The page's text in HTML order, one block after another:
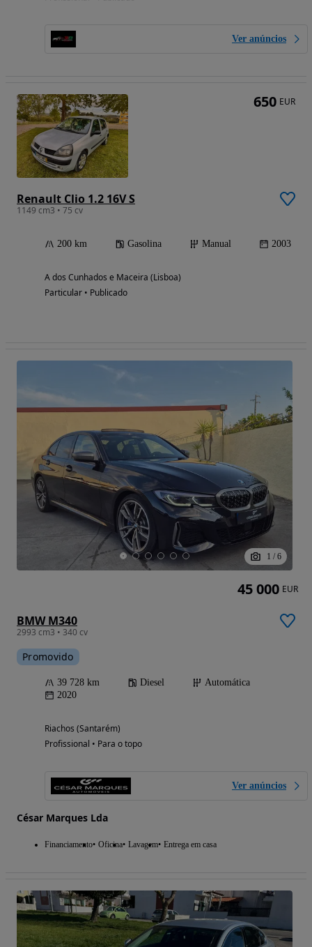
Ver anúncios
Renault Clio 1.2 16V S
1149 cm3 • 75 cv
200 km Gasolina Manual 2003
A dos Cunhados e Maceira (Lisboa)
Particular • Publicado
650 EUR
1 / 6
BMW M340
2993 cm3 • 340 cv
Promovido
39 728 km Diesel
Automática
2020
Riachos (Santarém)
Profissional • Para o topo
Ver anúncios
César Marques Lda
Financiamento Oficina Lavagem Entrega em casa
45 000 EUR